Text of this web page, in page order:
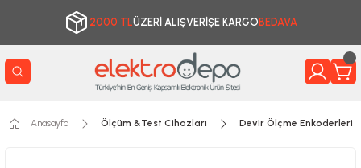
2000 TLÜZERİ ALIŞVERİŞE KARGO BEDAVA
Anasayfa Ölçüm &Test Cihazları Devir Ölçme Enkoderleri